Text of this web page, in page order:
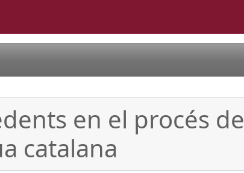
en el procés de
catalana